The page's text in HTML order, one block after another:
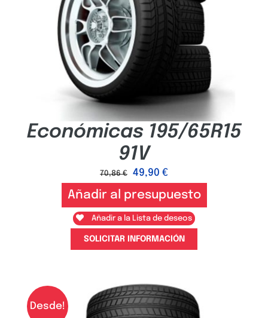
Económicas 195/65R15
91V
70,86€ 49,90 €
Añadir al presupuesto
Añadir a la Lista de deseos
SOLICITAR INFORMACIÓN
Desde!